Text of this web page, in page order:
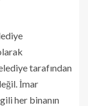
tarafından
İmar
her binanın